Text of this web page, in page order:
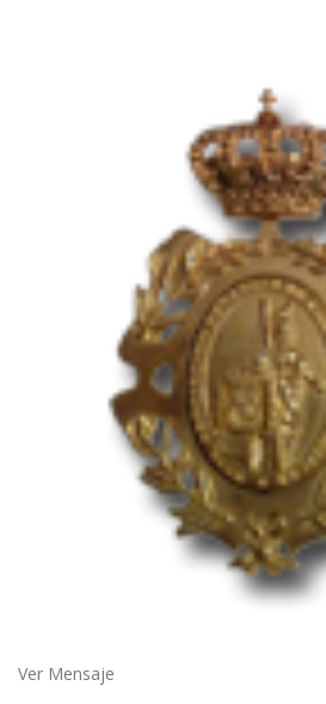
Ver Mensaje